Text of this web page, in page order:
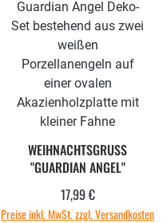
WEIHNACHTSGRUSS
"GUARDIAN ANGEL"
Regulärer Preis:
17,99 €
Preise inkl. MwSt. zzgl. Versandkosten